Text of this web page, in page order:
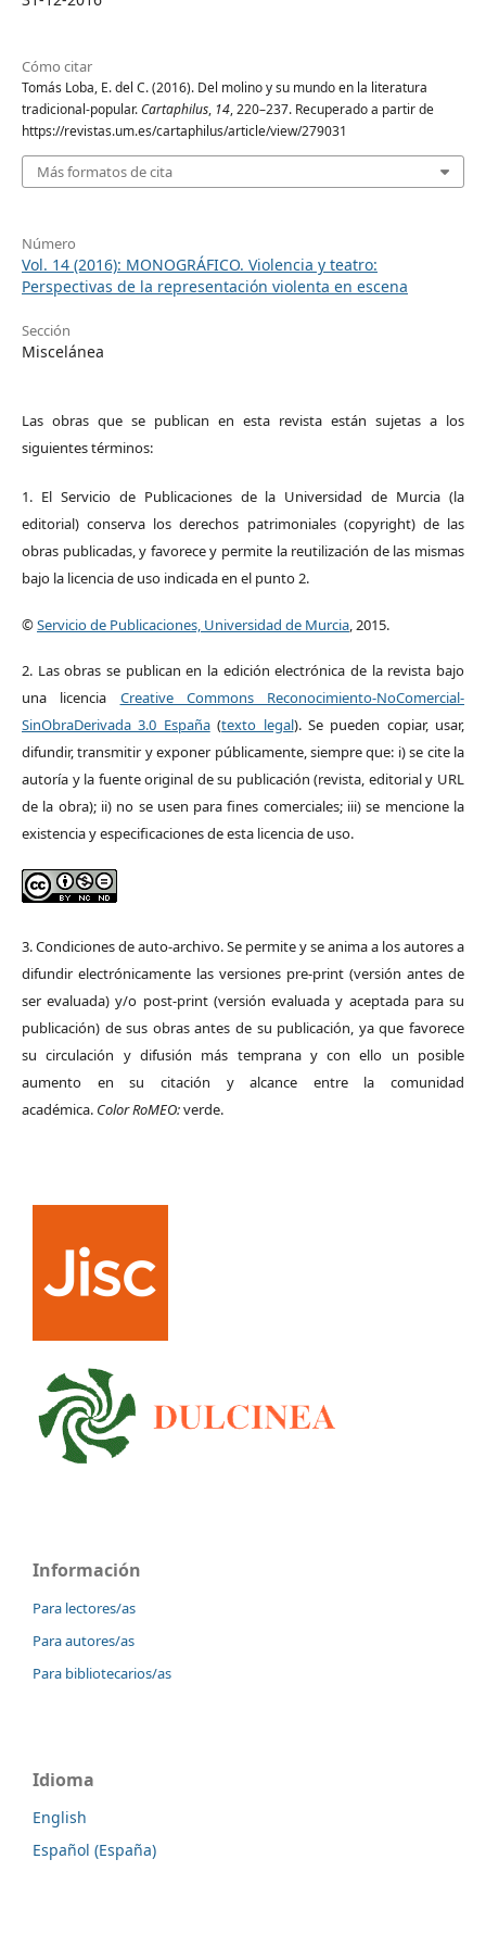
Cómo citar
Tomás Loba, E. del C. (2016). Del molino y su mundo en la literatura
tradicional-popular.Cartaphilus, 14, 220–237. Recuperado a partir de
https://revistas.um.es/cartaphilus/article/view/279031
Más formatos de cita
Número
Vol. 14 (2016): MONOGRÁFICO. Violencia y teatro:
Perspectivas de la representación violenta en escena
Sección
Miscelánea
Las obras que se publican en esta revista están sujetas a los
siguientes términos:
1. El Servicio de Publicaciones de la Universidad de Murcia (la
editorial) conserva los derechos patrimoniales (copyright) de las
obras publicadas, y favorece y permite la reutilización de las mismas
bajo la licencia de uso indicada en el punto 2.
©Servicio de Publicaciones, Universidad de Murcia, 2015.
2. Las obras se publican en la edición electrónica de la revista bajo
una licencia Creative Commons Reconocimiento-NoComercial-
SinObraDerivada 3.0 España(texto legal). Se pueden copiar, usar,
difundir, transmitir y exponer públicamente, siempre que: i) se cite la
autoría y la fuente original de su publicación (revista, editorial y URL
de la obra); ii) no se usen para fines comerciales; iii) se mencione la
existencia y especificaciones de esta licencia de uso.
3. Condiciones de auto-archivo. Se permite y se anima a los autores a
difundir electrónicamente las versiones pre-print (versión antes de
ser evaluada) y/o post-print (versión evaluada y aceptada para su
publicación) de sus obras antes de su publicación, ya que favorece
su circulación y difusión más temprana y con ello un posible
aumento en su citación y alcance entre la comunidad
académica. Color RoMEO:verde.
Información
Para lectores/as
Para autores/as
Para bibliotecarios/as
Idioma
English
Español (España)